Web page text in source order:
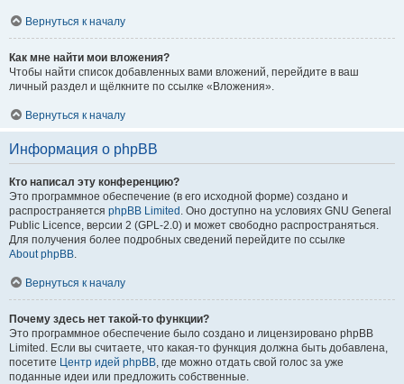
Вернуться к началу
Как мне найти мои вложения?
Чтобы найти список добавленных вами вложений, перейдите в ваш
личный раздел и щёлкните по ссылке «Вложения».
Вернуться к началу
Информация о phpBB
Кто написал эту конференцию?
Это программное обеспечение (в его исходной форме) создано и
распространяется phpBB Limited . Оно доступно на условиях GNU General
Public Licence, версии 2 (GPL-2.0) и может свободно распространяться.
Для получения более подробных сведений перейдите по ссылке
About phpBB.
Вернуться к началу
Почему здесь нет такой-то функции?
Это программное обеспечение было создано и лицензировано phpBB
Limited. Если вы считаете, что какая-то функция должна быть добавлена,
посетите Центр идей phpBB, где можно отдать свой голос за уже
поданные идеи или предложить собственные.